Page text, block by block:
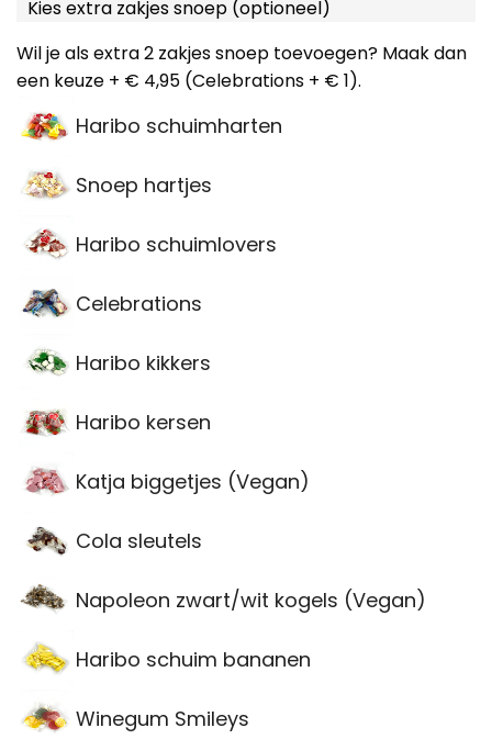
Kies extra zakjes snoep (optioneel)
Wil je als extra 2 zakjes snoep toevoegen? Maak dan
een keuze + € 4,95 (Celebrations + € 1).
Haribo schuimharten
Snoep hartjes
Haribo schuimlovers
Celebrations
Haribo kikkers
Haribo kersen
Katja biggetjes (Vegan)
Cola sleutels
Napoleon zwart/wit kogels (Vegan)
Haribo schuim bananen
Winegum Smileys